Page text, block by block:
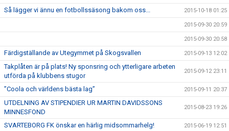
Så lägger vi ännu en fotbollssäsong bakom oss... 2015-10-18 01:25
2015-09-30 20:59
2015-09-30 20:58
Färdigställande av Utegymmet på Skogsvallen 2015-09-13 12:02
Takplåten är på plats! Ny sponsring och ytterligare arbeten
utförda på klubbens stugor
2015-09-12 23:11
”Coola och världens bästa lag” 2015-09-11 20:37
UTDELNING AV STIPENDIER UR MARTIN DAVIDSSONS
MINNESFOND
2015-08-23 19:26
SVARTEBORG FK önskar en härlig midsommarhelg! 2015-06-19 12:51